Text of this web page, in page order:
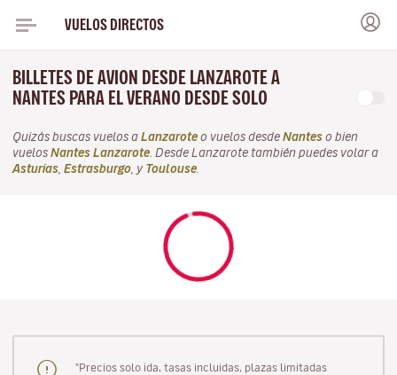
VUELOS DIRECTOS
BILLETES DE AVION DESDE LANZAROTE A
NANTES PARA EL VERANO DESDE SOLO
Quizás buscas vuelos a Lanzarote o vuelos desde Nantes o bien
vuelos Nantes Lanzarote . Desde Lanzarote también puedes volar a
Asturias Estrasburgo , y Toulouse
"Precios solo ida, tasas incluidas, plazas limitadas